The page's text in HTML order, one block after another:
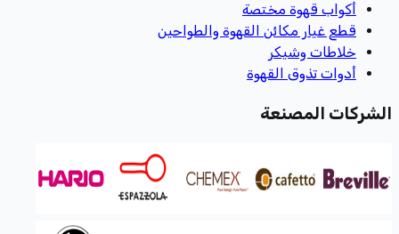
أكواب قهوة مختصة
قطع غيار مكائن القهوة والطواحين
خلاطات وشيكر
أدوات تذوق القهوة
الشركات المصنعة